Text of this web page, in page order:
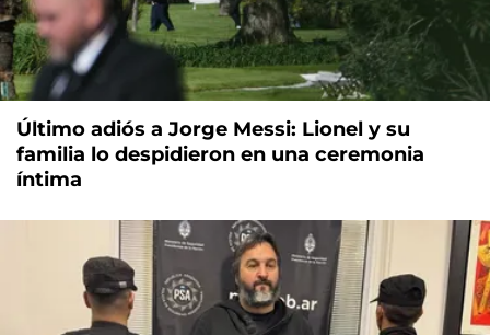
Último adiós a Jorge Messi: Lionel y su
familia lo despidieron en una ceremonia
íntima